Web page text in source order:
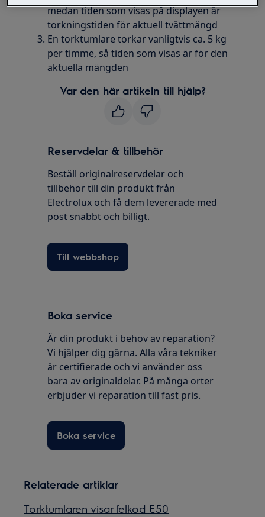
medan tiden som visas på displayen är
torkningstiden för aktuell tvättmängd
En torktumlare torkar vanligtvis ca. 5 kg
per timme, så tiden som visas är för den
aktuella mängden
Var den här artikeln till hjälp?
Reservdelar & tillbehör
Beställ originalreservdelar och
tillbehör till din produkt från
Electrolux och få dem levererade med
post snabbt och billigt.
Till webbshop
Boka service
Är din produkt i behov av reparation?
Vi hjälper dig gärna. Alla våra tekniker
är certifierade och vi använder oss
bara av originaldelar. På många orter
erbjuder vi reparation till fast pris.
Boka service
Relaterade artiklar
Torktumlaren visar felkod E50